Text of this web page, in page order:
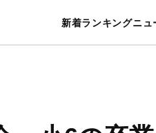
新着ランキングニュ
暮らし スポーツ